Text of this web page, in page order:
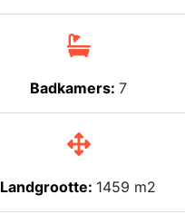
Badkamers: 7
Landgrootte: 1459 m2